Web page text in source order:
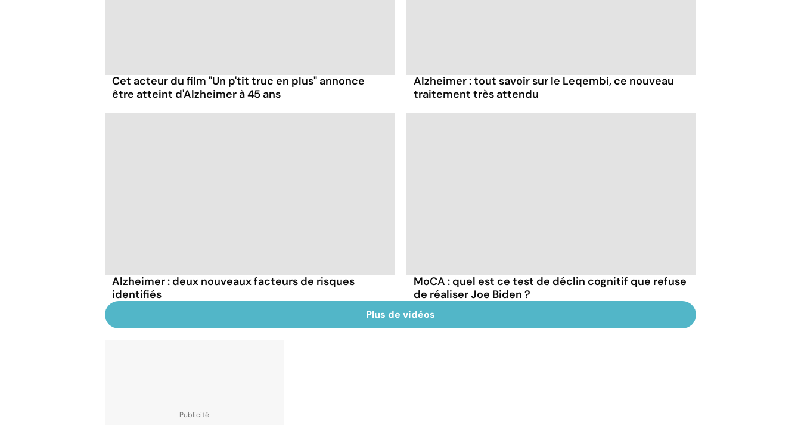
Cet acteur du film "Un p'tit truc en plus" annonce
être atteint d'Alzheimer à 45 ans
Alzheimer : tout savoir sur le Leqembi, ce nouveau
traitement très attendu
Alzheimer : deux nouveaux facteurs de risques
identifiés
MoCA : quel est ce test de déclin cognitif que refuse
de réaliser Joe Biden ?
Plus de vidéos